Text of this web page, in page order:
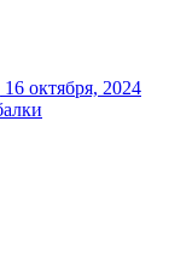
16 октября, 2024